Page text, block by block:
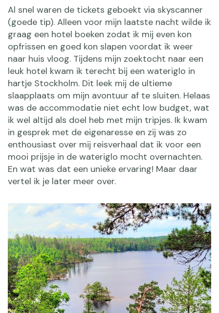
Al snel waren de tickets geboekt via skyscanner
(goede tip). Alleen voor mijn laatste nacht wilde ik
graag een hotel boeken zodat ik mij even kon
opfrissen en goed kon slapen voordat ik weer
naar huis vloog. Tijdens mijn zoektocht naar een
leuk hotel kwam ik terecht bij een wateriglo in
hartje Stockholm. Dit leek mij de ultieme
slaapplaats om mijn avontuur af te sluiten. Helaas
was de accommodatie niet echt low budget, wat
ik wel altijd als doel heb met mijn tripjes. Ik kwam
in gesprek met de eigenaresse en zij was zo
enthousiast over mij reisverhaal dat ik voor een
mooi prijsje in de wateriglo mocht overnachten.
En wat was dat een unieke ervaring! Maar daar
vertel ik je later meer over.